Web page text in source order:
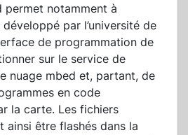
permet notamment à
par l’université de
de programmation de
sur le service de
nuage mbed et, partant, de
en code
la carte. Les fichiers
ainsi être flashés dans la